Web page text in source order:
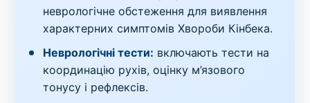
неврологічне обстеження для виявлення
характерних симптомів Хвороби Кінбека.
Неврологічні тести: включають тести на
координацію рухів, оцінку м’язового
тонусу і рефлексів.